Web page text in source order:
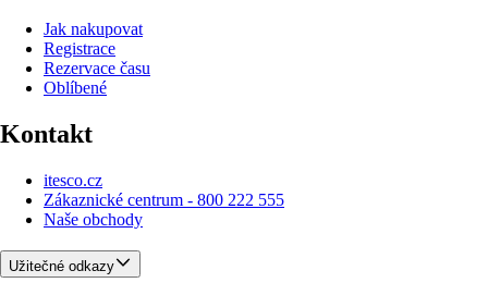
Jak nakupovat
Registrace
Rezervace času
Oblíbené
Kontakt
itesco.cz
Zákaznické centrum - 800 222 555
Naše obchody
Užitečné odkazy